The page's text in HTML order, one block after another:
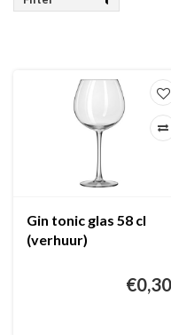
Gin tonic glas 58 cl
(verhuur)
€0,30